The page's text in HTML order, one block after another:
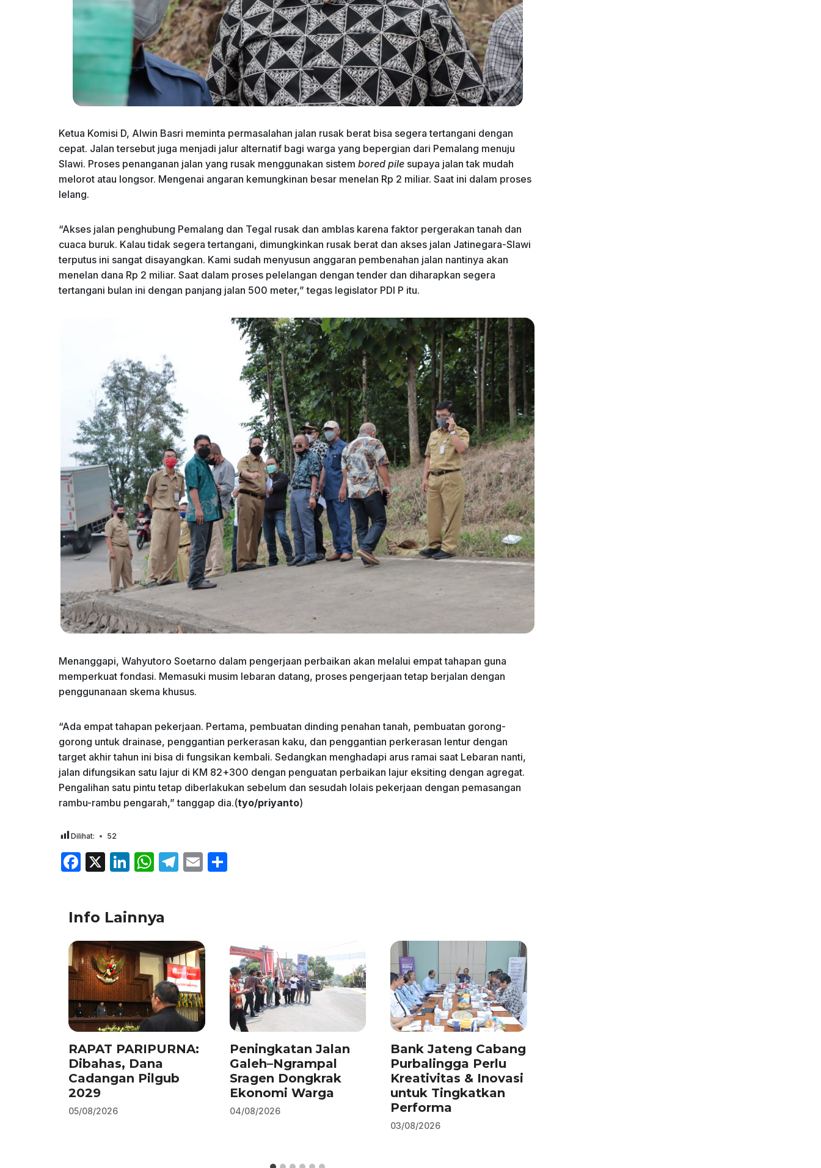
Ketua Komisi D, Alwin Basri meminta permasalahan jalan rusak berat bisa segera tertangani dengan
cepat. Jalan tersebut juga menjadi jalur alternatif bagi warga yang bepergian dari Pemalang menuju
Slawi. Proses penanganan jalan yang rusak menggunakan sistem bored pile supaya jalan tak mudah
melorot atau longsor. Mengenai angaran kemungkinan besar menelan Rp 2 miliar. Saat ini dalam proses
lelang.
“Akses jalan penghubung Pemalang dan Tegal rusak dan amblas karena faktor pergerakan tanah dan
cuaca buruk. Kalau tidak segera tertangani, dimungkinkan rusak berat dan akses jalan Jatinegara-Slawi
terputus ini sangat disayangkan. Kami sudah menyusun anggaran pembenahan jalan nantinya akan
menelan dana Rp 2 miliar. Saat dalam proses pelelangan dengan tender dan diharapkan segera
tertangani bulan ini dengan panjang jalan 500 meter,” tegas legislator PDI P itu.
Menanggapi, Wahyutoro Soetarno dalam pengerjaan perbaikan akan melalui empat tahapan guna
memperkuat fondasi. Memasuki musim lebaran datang, proses pengerjaan tetap berjalan dengan
penggunanaan skema khusus.
“Ada empat tahapan pekerjaan. Pertama, pembuatan dinding penahan tanah, pembuatan gorong-
gorong untuk drainase, penggantian perkerasan kaku, dan penggantian perkerasan lentur dengan
target akhir tahun ini bisa di fungsikan kembali. Sedangkan menghadapi arus ramai saat Lebaran nanti,
jalan difungsikan satu lajur di KM 82+300 dengan penguatan perbaikan lajur eksiting dengan agregat.
Pengalihan satu pintu tetap diberlakukan sebelum dan sesudah lolais pekerjaan dengan pemasangan
rambu-rambu pengarah,” tanggap dia.(tyo/priyanto)
Dilihat: 52
F
e
b
o
o
k
X
Li
e
dI
n
W
s
A
p
p
T
a
m
E
Info Lainnya
RAPAT PARIPURNA:
Dibahas, Dana
Cadangan Pilgub
2029
05/08/2026
Peningkatan Jalan
Galeh–Ngrampal
Sragen Dongkrak
Ekonomi Warga
04/08/2026
Bank Jateng Cabang
Purbalingga Perlu
Kreativitas & Inovasi
untuk Tingkatkan
Performa
03/08/2026